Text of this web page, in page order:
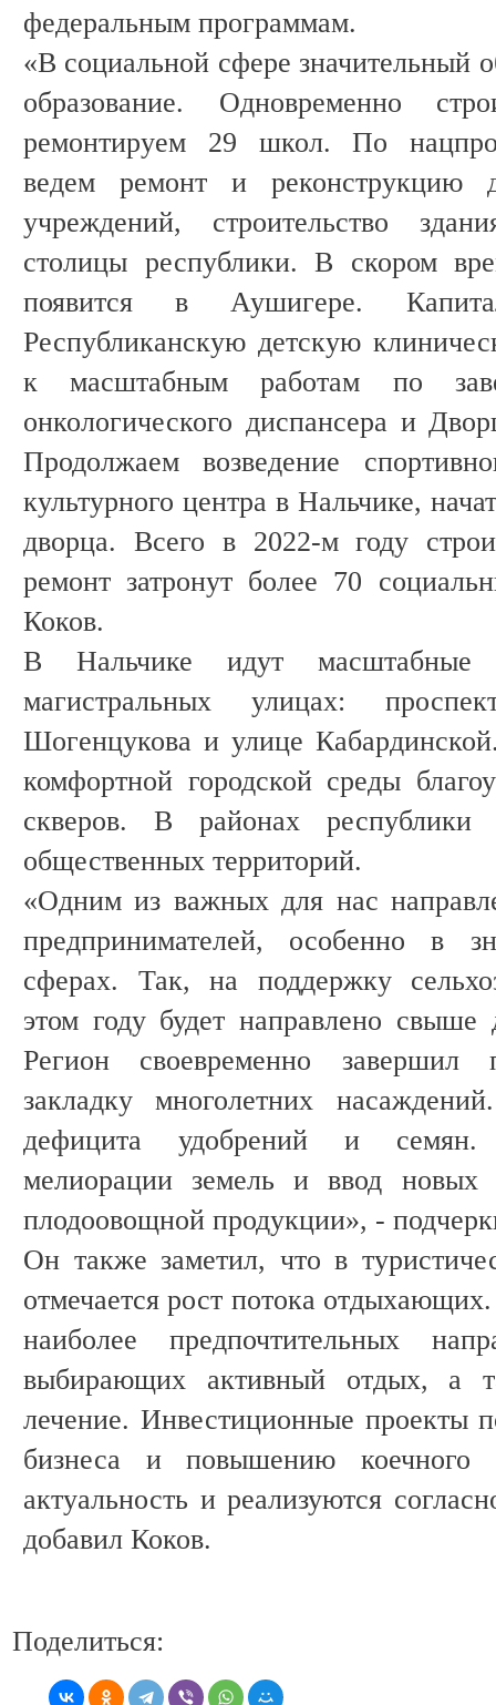
федеральным программам.
«В социальной сфере значительный
образование. Одновременно
ремонтируем 29 школ. По
ведем ремонт и реконструкцию
учреждений, строительство
столицы республики. В скором
появится в Аушигере.
Республиканскую детскую
к масштабным работам по
онкологического диспансера и
Продолжаем возведение
культурного центра в Нальчике,
дворца. Всего в 2022-м году
ремонт затронут более 70
Коков.
В Нальчике идут
магистральных улицах:
Шогенцукова и улице
комфортной городской среды
скверов. В районах республики
общественных территорий.
«Одним из важных для нас
предпринимателей, особенно в
сферах. Так, на поддержку
этом году будет направлено свыше
Регион своевременно
закладку многолетних
дефицита удобрений и семян.
мелиорации земель и ввод новых
плодоовощной продукции», -
Он также заметил, что в
отмечается рост потока
наиболее предпочтительных
выбирающих активный отдых, а
лечение. Инвестиционные проекты
бизнеса и повышению коечного
актуальность и реализуются
добавил Коков.
Поделиться: